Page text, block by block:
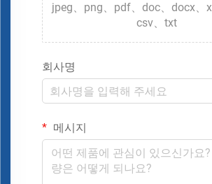
jpeg、png、pdf、doc、docx、
csv、txt
회사명
메시지